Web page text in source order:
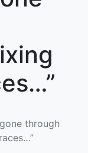
through